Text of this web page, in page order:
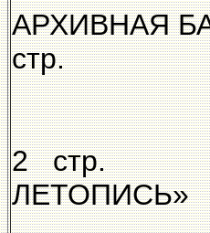
АРХИВНАЯ
стр.
2